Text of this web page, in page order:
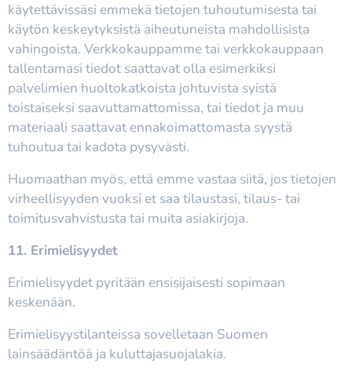
käytettävissäsi emmekä tietojen tuhoutumisesta tai
käytön keskeytyksistä aiheutuneista mahdollisista
vahingoista. Verkkokauppamme tai verkkokauppaan
tallentamasi tiedot saattavat olla esimerkiksi
palvelimien huoltokatkoista johtuvista syistä
toistaiseksi saavuttamattomissa, tai tiedot ja muu
materiaali saattavat ennakoimattomasta syystä
tuhoutua tai kadota pysyvästi.
Huomaathan myös, että emme vastaa siitä, jos tietojen
virheellisyyden vuoksi et saa tilaustasi, tilaus- tai
toimitusvahvistusta tai muita asiakirjoja.
11. Erimielisyydet
Erimielisyydet pyritään ensisijaisesti sopimaan
keskenään.
Erimielisyystilanteissa sovelletaan Suomen
lainsäädäntöä ja kuluttajasuojalakia.